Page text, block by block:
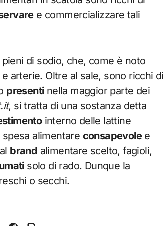
e commercializzare tali
di sodio, che, come è noto
e arterie. Oltre al sale, sono ricchi di
presentinella maggior parte dei
, si tratta di una sostanza detta
interno delle lattine
alimentare consapevolee
brand alimentare scelto, fagioli,
solo di rado. Dunque la
o secchi.